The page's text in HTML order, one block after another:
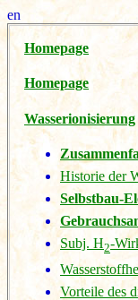
en
Homepage
Homepage
Wasserionisierung
Historie der
Selbstbau-
Subj. H2-
Vorteile des